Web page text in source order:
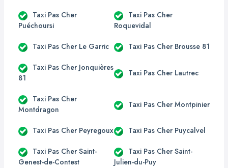
Taxi Pas Cher
Puéchoursi
Taxi Pas Cher
Roquevidal
Taxi Pas Cher Le Garric Taxi Pas Cher Brousse 81
Taxi Pas Cher Jonquières
81
Taxi Pas Cher Lautrec
Taxi Pas Cher
Montdragon
Taxi Pas Cher Montpinier
Taxi Pas Cher Peyregoux Taxi Pas Cher Puycalvel
Taxi Pas Cher Saint-
Genest-de-Contest
Taxi Pas Cher Saint-
Julien-du-Puy